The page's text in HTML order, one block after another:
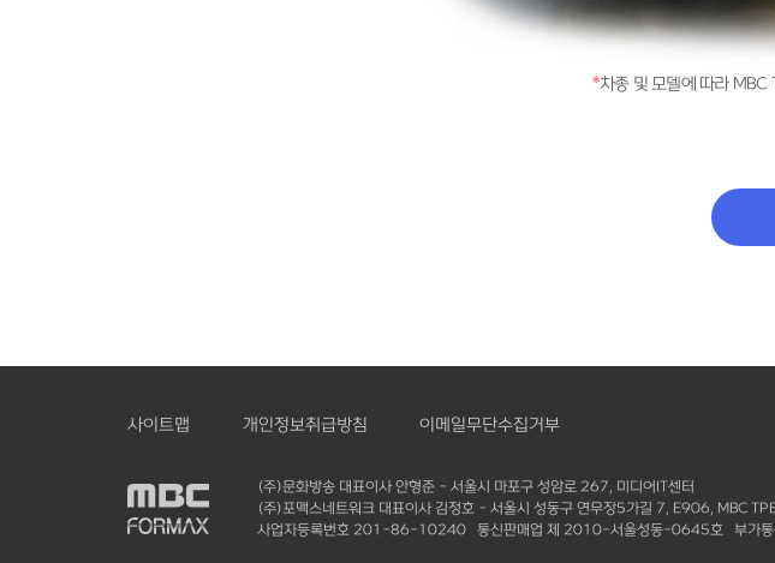
*차종 및 모델에 따라 MBC
사이트맵 개인정보취급방침 이메일무단수집거부
(주)문화방송 대표이사 안형준 - 서울시 마포구 성암로 267, 미디어IT센터
(주)포맥스네트워크 대표이사 김정호 - 서울시 성동구 연무장5가길 7, E906, MBC
사업자등록번호 201-86-10240 통신판매업 제 2010-서울성동-0645호 부가통